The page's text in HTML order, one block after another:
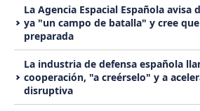
La Agencia Espacial Española avisa
ya "un campo de batalla" y cree
preparada
La industria de defensa española
cooperación, "a creérselo" y a
disruptiva